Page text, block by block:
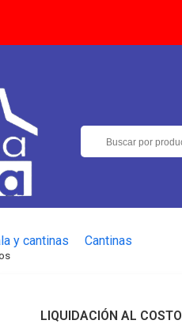
y cantinas Cantinas
LIQUIDACIÓN AL COSTO